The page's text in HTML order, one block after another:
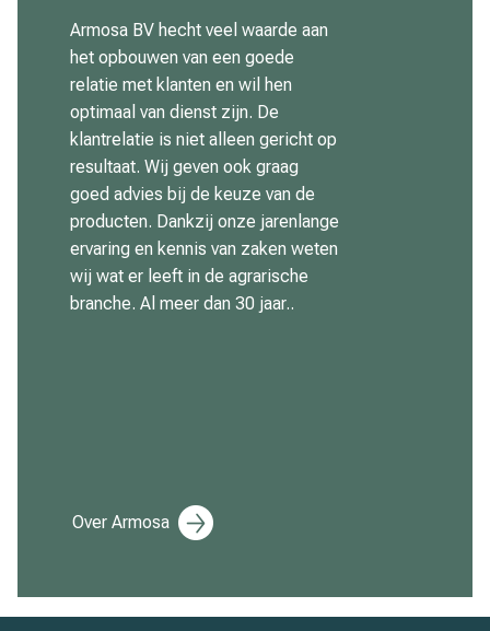
Armosa BV hecht veel waarde aan
het opbouwen van een goede
relatie met klanten en wil hen
optimaal van dienst zijn. De
klantrelatie is niet alleen gericht op
resultaat. Wij geven ook graag
goed advies bij de keuze van de
producten. Dankzij onze jarenlange
ervaring en kennis van zaken weten
wij wat er leeft in de agrarische
branche. Al meer dan 30 jaar..
Over Armosa